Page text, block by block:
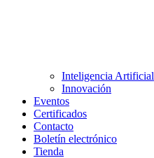
Inteligencia Artificial
Innovación
Eventos
Certificados
Contacto
Boletín electrónico
Tienda